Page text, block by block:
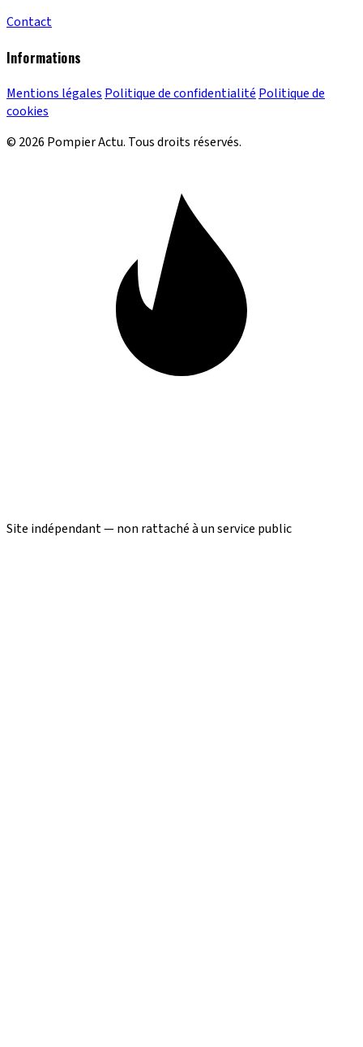
Contact
Informations
Mentions légales Politique de confidentialité Politique de
cookies
© 2026 Pompier Actu. Tous droits réservés.
Site indépendant — non rattaché à un service public